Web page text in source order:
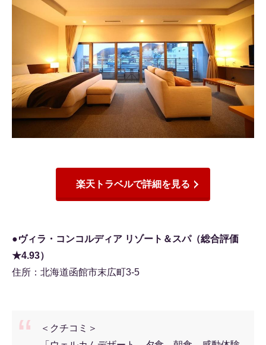
楽天トラベルで詳細を見る
●ヴィラ・コンコルディア リゾート＆スパ（総合評価
★4.93）
住所：北海道函館市末広町3-5
＜クチコミ＞